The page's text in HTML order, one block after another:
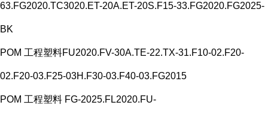
63.FG2020.TC3020.ET-20A.ET-20S.F15-33.FG2020.FG2025-
BK
POM 工程塑料FU2020.FV-30A.TE-22.TX-31.F10-02.F20-
02.F20-03.F25-03H.F30-03.F40-03.FG2015
POM 工程塑料 FG-2025.FL2020.FU-